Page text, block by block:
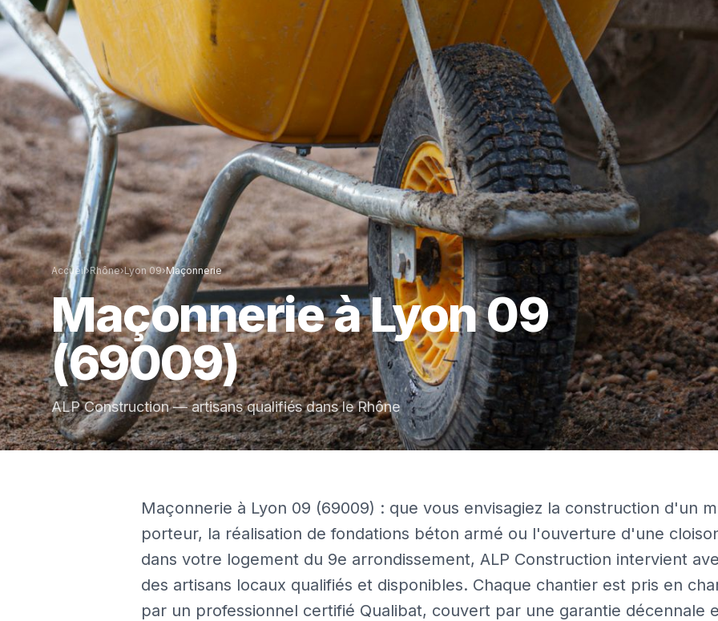
Accueil›Rhône›Lyon 09›Maçonnerie
MaçonnerieàLyon 09
(69009)
ALP Construction — artisans qualifiés dans leRhône
Maçonnerie à Lyon 09 (69009) : que vous envisagiez la construction d'un
porteur, la réalisation de fondations béton armé ou l'ouverture d'une
dans votre logement du 9e arrondissement, ALP Construction intervient
des artisans locaux qualifiés et disponibles. Chaque chantier est pris en
par un professionnel certifié Qualibat, couvert par une garantie décennale